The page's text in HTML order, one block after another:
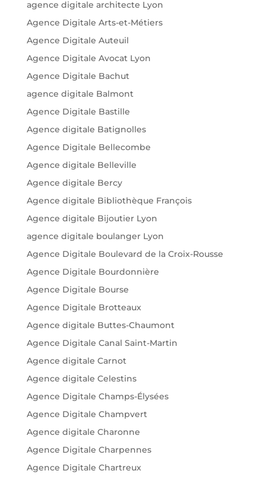
agence digitale architecte Lyon
Agence Digitale Arts-et-Métiers
Agence Digitale Auteuil
Agence Digitale Avocat Lyon
Agence Digitale Bachut
agence digitale Balmont
Agence Digitale Bastille
Agence digitale Batignolles
Agence Digitale Bellecombe
Agence digitale Belleville
Agence digitale Bercy
Agence digitale Bibliothèque François
Agence digitale Bijoutier Lyon
agence digitale boulanger Lyon
Agence Digitale Boulevard de la Croix-Rousse
Agence Digitale Bourdonnière
Agence Digitale Bourse
Agence Digitale Brotteaux
Agence digitale Buttes-Chaumont
Agence Digitale Canal Saint-Martin
Agence digitale Carnot
Agence digitale Celestins
Agence Digitale Champs-Élysées
Agence Digitale Champvert
Agence digitale Charonne
Agence Digitale Charpennes
Agence Digitale Chartreux